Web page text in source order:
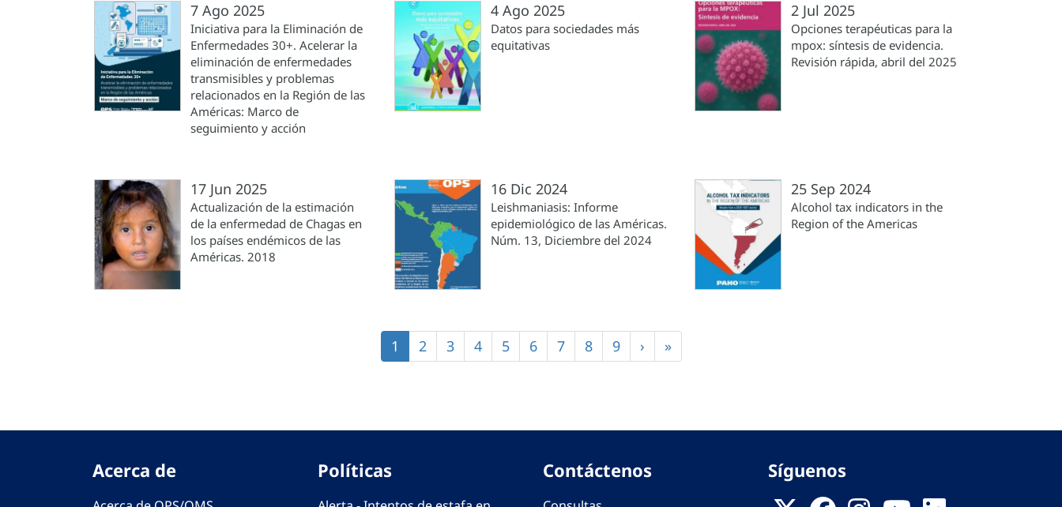
7 Ago 2025
Iniciativa para la Eliminación de
Enfermedades 30+. Acelerar la
eliminación de enfermedades
transmisibles y problemas
relacionados en la Región de las
Américas: Marco de
seguimiento y acción
4 Ago 2025
Datos para sociedades más
equitativas
2 Jul 2025
Opciones terapéuticas para la
mpox: síntesis de evidencia.
Revisión rápida, abril del 2025
17 Jun 2025
Actualización de la estimación
de la enfermedad de Chagas en
los países endémicos de las
Américas. 2018
16 Dic 2024
Leishmaniasis: Informe
epidemiológico de las Américas.
Núm. 13, Diciembre del 2024
25 Sep 2024
Alcohol tax indicators in the
Region of the Americas
Página
actual
1 Página
2 Página
3 Página
4 Página
5 Página
6 Página
7 Página
8 Página
9
Siguiente
página
›
Última
página
»
Acerca de Políticas Contáctenos Síguenos